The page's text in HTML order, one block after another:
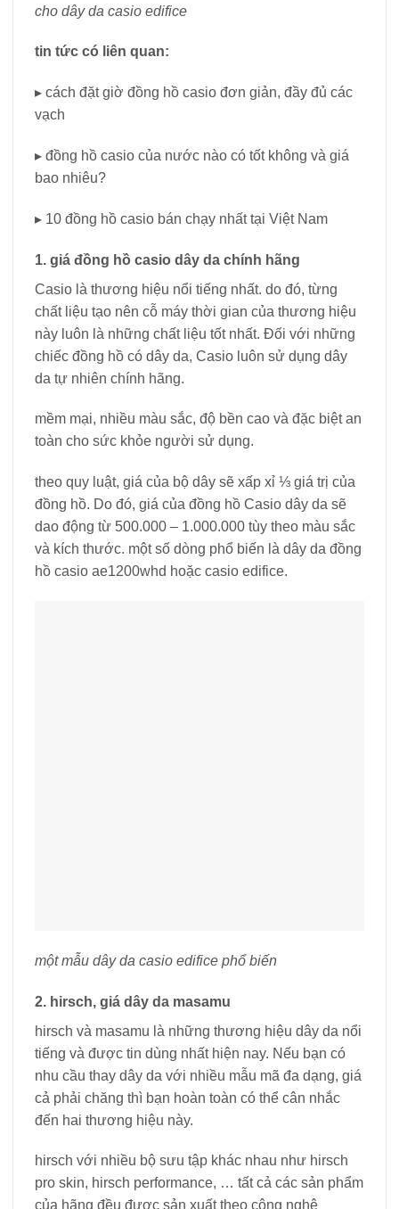
cho dây da casio edifice
tin tức có liên quan:
▸ cách đặt giờ đồng hồ casio đơn giản, đầy đủ các
vạch
▸ đồng hồ casio của nước nào có tốt không và giá
bao nhiêu?
▸ 10 đồng hồ casio bán chạy nhất tại Việt Nam
1. giá đồng hồ casio dây da chính hãng
Casio là thương hiệu nổi tiếng nhất. do đó, từng
chất liệu tạo nên cỗ máy thời gian của thương hiệu
này luôn là những chất liệu tốt nhất. Đối với những
chiếc đồng hồ có dây da, Casio luôn sử dụng dây
da tự nhiên chính hãng.
mềm mại, nhiều màu sắc, độ bền cao và đặc biệt an
toàn cho sức khỏe người sử dụng.
theo quy luật, giá của bộ dây sẽ xấp xỉ ⅓ giá trị của
đồng hồ. Do đó, giá của đồng hồ Casio dây da sẽ
dao động từ 500.000 – 1.000.000 tùy theo màu sắc
và kích thước. một số dòng phổ biến là dây da đồng
hồ casio ae1200whd hoặc casio edifice.
một mẫu dây da casio edifice phổ biến
2. hirsch, giá dây da masamu
hirsch và masamu là những thương hiệu dây da nổi
tiếng và được tin dùng nhất hiện nay. Nếu bạn có
nhu cầu thay dây da với nhiều mẫu mã đa dạng, giá
cả phải chăng thì bạn hoàn toàn có thể cân nhắc
đến hai thương hiệu này.
hirsch với nhiều bộ sưu tập khác nhau như hirsch
pro skin, hirsch performance, … tất cả các sản phẩm
của hãng đều được sản xuất theo công nghệ